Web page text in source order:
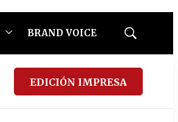
BRAND VOICE
Mostrar
EDICIÓN IMPRESA